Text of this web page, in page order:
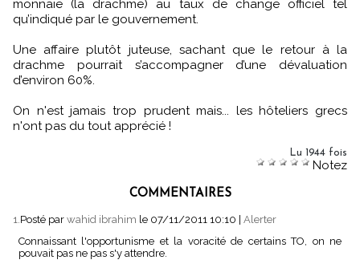
monnaie (la drachme) au taux de change officiel tel
qu’indiqué par le gouvernement.
Une affaire plutôt juteuse, sachant que le retour à la
drachme pourrait s’accompagner d’une dévaluation
d’environ 60%.
On n'est jamais trop prudent mais... les hôteliers grecs
n'ont pas du tout apprécié !
Lu 1944 fois
Notez
COMMENTAIRES
1.Posté par wahid ibrahim le 07/11/2011 10:10
Alerter
Connaissant l'opportunisme et la voracité de certains TO, on ne
pouvait pas ne pas s'y attendre.